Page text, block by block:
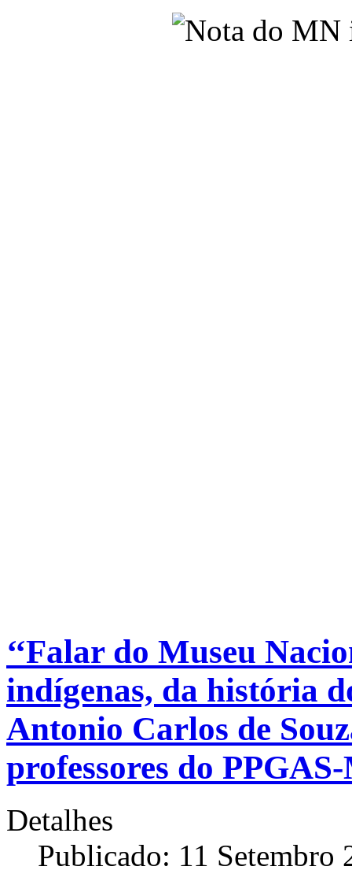
‘‘Falar do Museu
indígenas, da história
Antonio Carlos de
professores do
Detalhes
Publicado: 11 Setembro